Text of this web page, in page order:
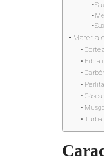
Fibra
Perlita
Turba